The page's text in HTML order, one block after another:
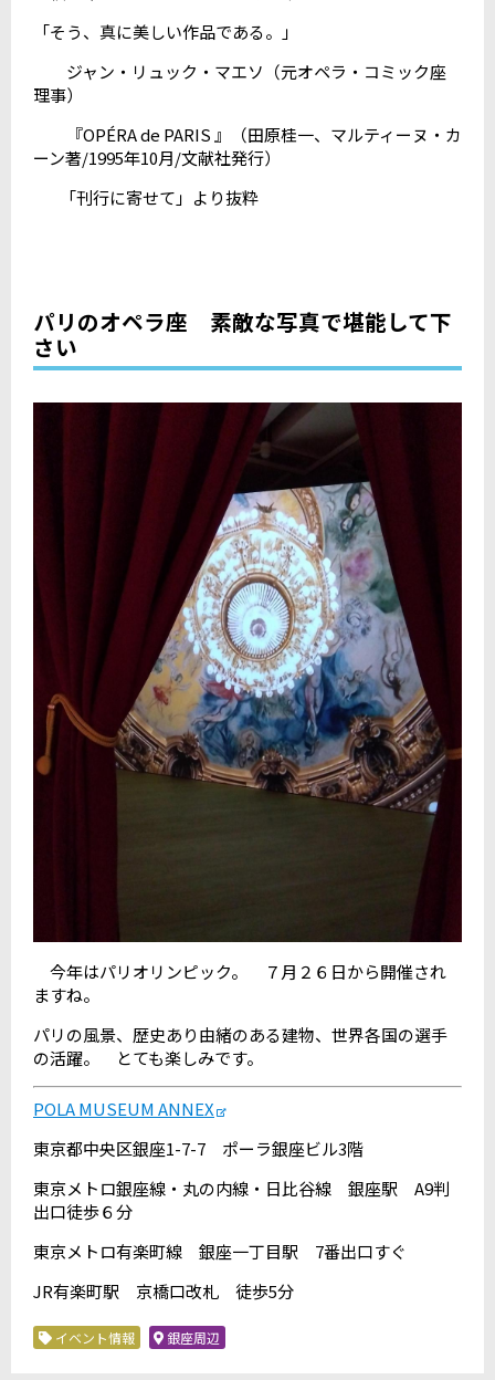
「そう、真に美しい作品である。」
ジャン・リュック・マエソ（元オペラ・コミック座
理事）
『OPÉRA de PARIS 』（田原桂一、マルティーヌ・カ
ーン著/1995年10月/文献社発行）
「刊行に寄せて」より抜粋
パリのオペラ座 素敵な写真で堪能して下
さい
今年はパリオリンピック。 ７月２６日から開催され
ますね。
パリの風景、歴史あり由緒のある建物、世界各国の選手
の活躍。 とても楽しみです。
POLA MUSEUM ANNEX
東京都中央区銀座1-7-7 ポーラ銀座ビル3階
東京メトロ銀座線・丸の内線・日比谷線 銀座駅 A9判
出口徒歩６分
東京メトロ有楽町線 銀座一丁目駅 7番出口すぐ
JR有楽町駅 京橋口改札 徒歩5分
イベント情報 銀座周辺